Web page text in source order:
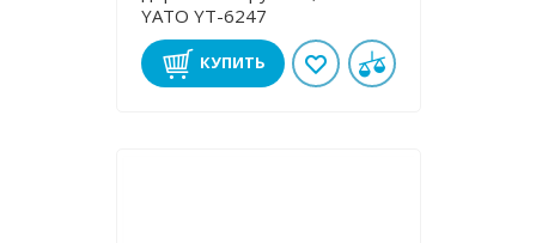
YATO YT-6247
КУПИТЬ